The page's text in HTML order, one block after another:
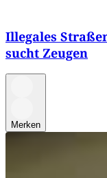
Illegales
sucht Zeugen
Merken